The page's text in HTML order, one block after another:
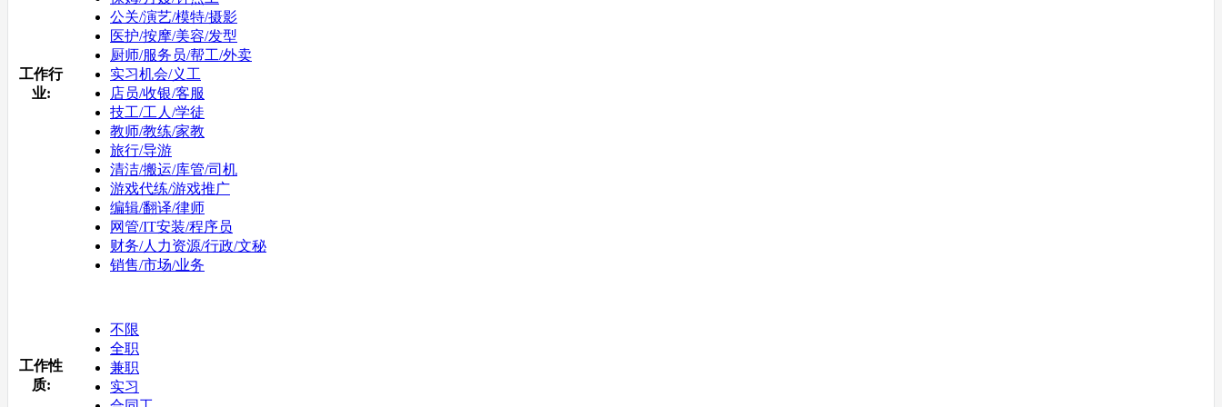
工作行
业:
公关/演艺/模特/摄影
医护/按摩/美容/发型
厨师/服务员/帮工/外卖
实习机会/义工
店员/收银/客服
技工/工人/学徒
教师/教练/家教
旅行/导游
清洁/搬运/库管/司机
游戏代练/游戏推广
编辑/翻译/律师
网管/IT安装/程序员
财务/人力资源/行政/文秘
销售/市场/业务
工作性
质:
不限
全职
兼职
实习